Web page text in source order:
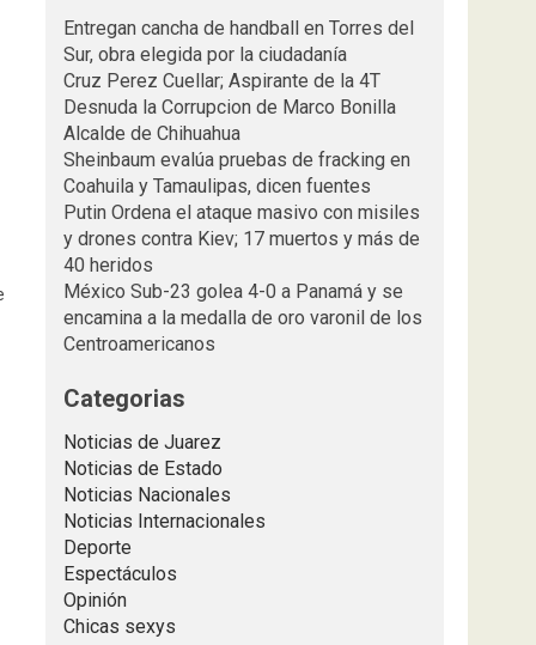
Entregan cancha de handball en Torres del
Sur, obra elegida por la ciudadanía
Cruz Perez Cuellar; Aspirante de la 4T
Desnuda la Corrupcion de Marco Bonilla
Alcalde de Chihuahua
Sheinbaum evalúa pruebas de fracking en
Coahuila y Tamaulipas, dicen fuentes
Putin Ordena el ataque masivo con misiles
y drones contra Kiev; 17 muertos y más de
40 heridos
México Sub-23 golea 4-0 a Panamá y se
encamina a la medalla de oro varonil de los
Centroamericanos
Categorias
Noticias de Juarez
Noticias de Estado
Noticias Nacionales
Noticias Internacionales
Deporte
Espectáculos
Opinión
Chicas sexys